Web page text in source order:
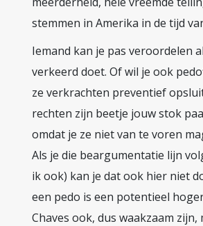
stemmen in Amerika in de tijd
Iemand kan je pas veroordelen
verkeerd doet. Of wil je ook
ze verkrachten preventief
rechten zijn beetje jouw stok
omdat je ze niet van te voren
Als je die beargumentatie lijn
ik ook) kan je dat ook hier niet
een pedo is een potentieel
Chaves ook, dus waakzaam zijn,